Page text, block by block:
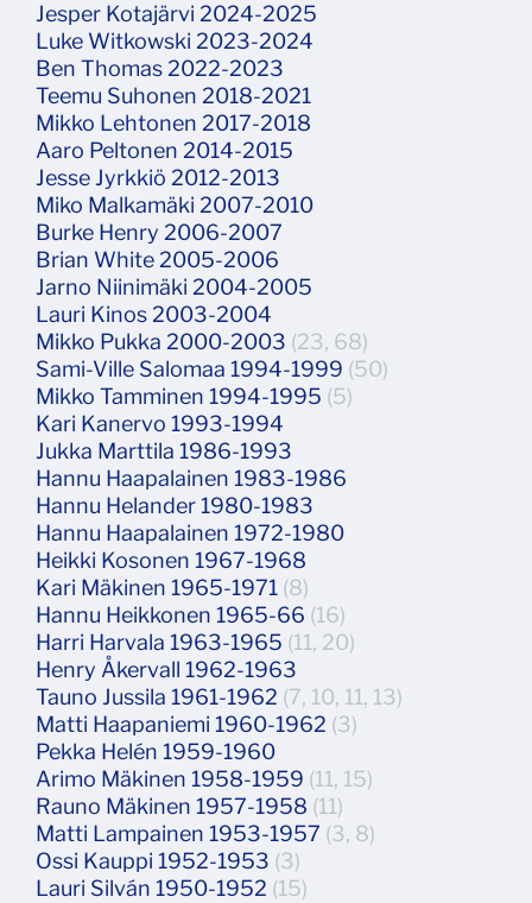
Jesper Kotajärvi 2024-2025
Luke Witkowski 2023-2024
Ben Thomas 2022-2023
Teemu Suhonen 2018-2021
Mikko Lehtonen 2017-2018
Aaro Peltonen 2014-2015
Jesse Jyrkkiö 2012-2013
Miko Malkamäki 2007-2010
Burke Henry 2006-2007
Brian White 2005-2006
Jarno Niinimäki 2004-2005
Lauri Kinos 2003-2004
Mikko Pukka 2000-2003 (23, 68)
Sami-Ville Salomaa 1994-1999 (50)
Mikko Tamminen 1994-1995 (5)
Kari Kanervo 1993-1994
Jukka Marttila 1986-1993
Hannu Haapalainen 1983-1986
Hannu Helander 1980-1983
Hannu Haapalainen 1972-1980
Heikki Kosonen 1967-1968
Kari Mäkinen 1965-1971 (8)
Hannu Heikkonen 1965-66 (16)
Harri Harvala 1963-1965 (11, 20)
Henry Åkervall 1962-1963
Tauno Jussila 1961-1962 (7, 10, 11, 13)
Matti Haapaniemi 1960-1962 (3)
Pekka Helén 1959-1960
Arimo Mäkinen 1958-1959 (11, 15)
Rauno Mäkinen 1957-1958 (11)
Matti Lampainen 1953-1957 (3, 8)
Ossi Kauppi 1952-1953 (3)
Lauri Silván 1950-1952 (15)